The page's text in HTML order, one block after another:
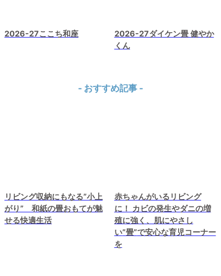
2026-27ここち和座
2026-27ダイケン畳 健やか
くん
- おすすめ記事 -
リビング収納にもなる”小上
がり” 和紙の畳おもてが魅
せる快適生活
赤ちゃんがいるリビング
に！ カビの発生やダニの増
殖に強く、肌にやさし
い”畳”で安心な育児コーナー
を